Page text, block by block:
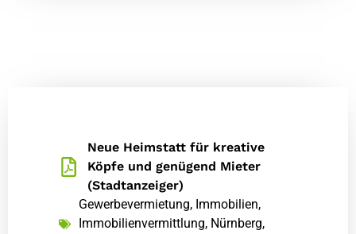
Neue Heimstatt für kreative
Köpfe und genügend Mieter
(Stadtanzeiger)
Gewerbevermietung, Immobilien,
Immobilienvermittlung, Nürnberg,